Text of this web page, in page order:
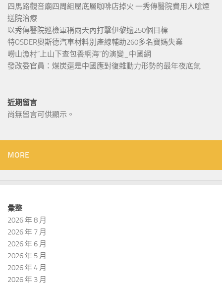
四馬路觀音廟四周組屋底層咖啡店掉火 一秀傳醫院費用人嗆煙
送院治療
以秀傳醫院巡檢軍稱兩天內打擊伊黎逾250個目標
特OSDER奧斯德汽車材料別產線輔助260多名寶媽失業
嶗山漁村“上山下查包養網海”的演變_中國網
發改委官員：煤炭還是中國應對復雜動力形勢的最年夜底氣
近期留言
尚無留言可供顯示。
MORE
彙整
2026 年 8 月
2026 年 7 月
2026 年 6 月
2026 年 5 月
2026 年 4 月
2026 年 3 月